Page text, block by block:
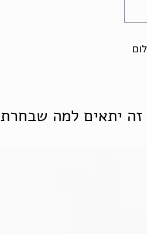
זה יתאים למה שבחרת